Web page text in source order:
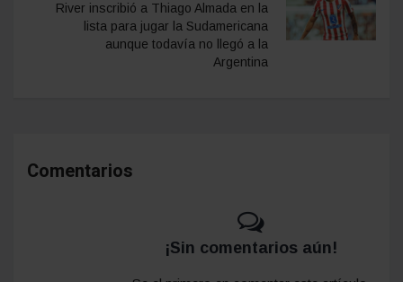
River inscribió a Thiago Almada en la
lista para jugar la Sudamericana
aunque todavía no llegó a la
Argentina
Comentarios
¡Sin comentarios aún!